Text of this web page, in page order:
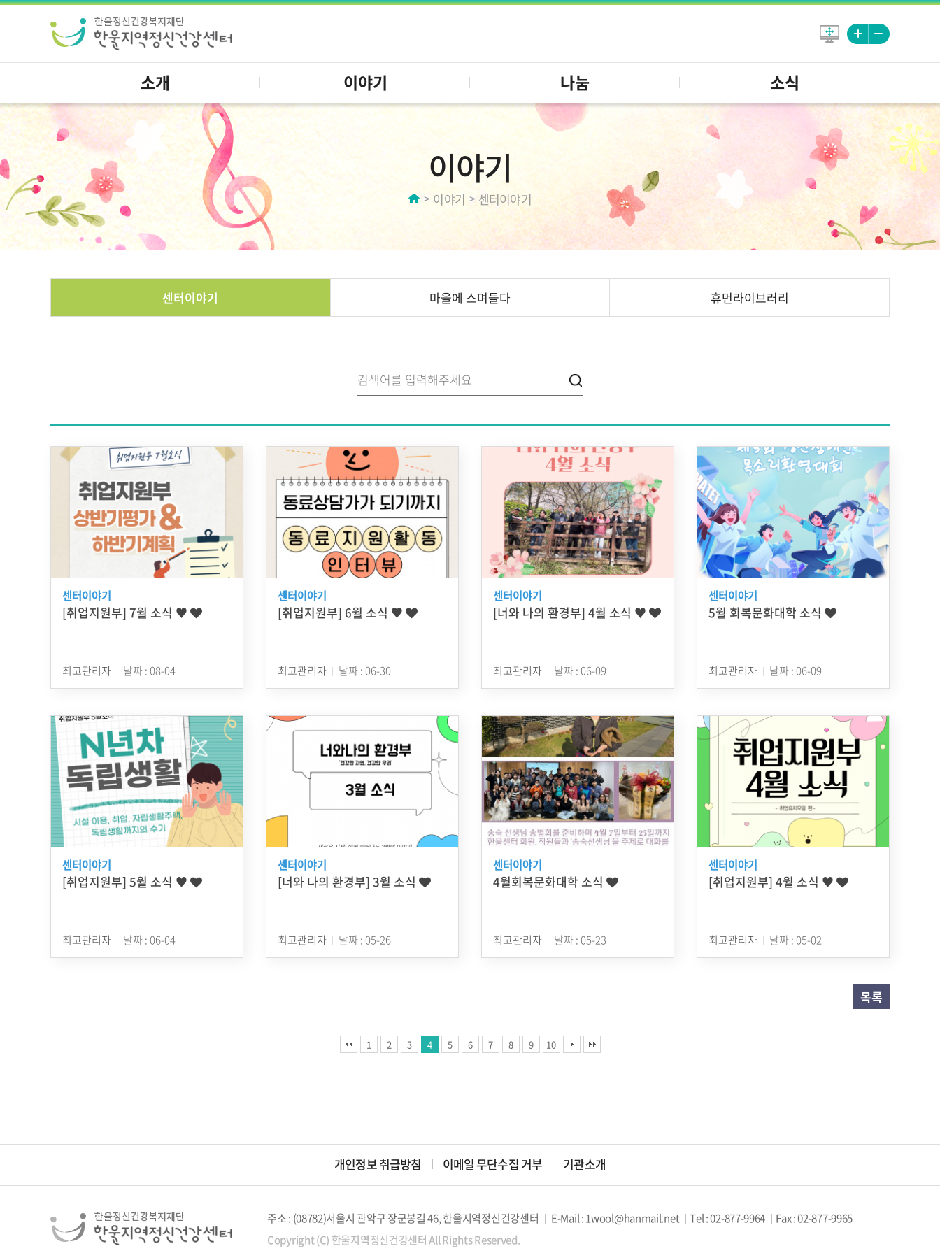
소개 이야기 나눔 소식
이야기
이야기 센터이야기
센터이야기 마을에 스며들다 휴먼라이브러리
센터이야기
[취업지원부] 7월 소식 ♥
최고관리자 날짜 : 08-04
센터이야기
[취업지원부] 6월 소식 ♥
최고관리자 날짜 : 06-30
센터이야기
[너와 나의 환경부] 4월 소식 ♥
최고관리자 날짜 : 06-09
센터이야기
5월 회복문화대학 소식
최고관리자 날짜 : 06-09
센터이야기
[취업지원부] 5월 소식 ♥
최고관리자 날짜 : 06-04
센터이야기
[너와 나의 환경부] 3월 소식
최고관리자 날짜 : 05-26
센터이야기
4월회복문화대학 소식
최고관리자 날짜 : 05-23
센터이야기
[취업지원부] 4월 소식 ♥
최고관리자 날짜 : 05-02
목록
1 2 3 4 5 6 7 8 9 10
개인정보 취급방침 이메일 무단수집 거부 기관소개
주소 : (08782)서울시 관악구 장군봉길 46, 한울지역정신건강센터 E-Mail : 1wool@hanmail.net Tel : 02-877-9964
Fax : 02-877-9965
Copyright (C) 한울지역정신건강센터 All Rights Reserved.